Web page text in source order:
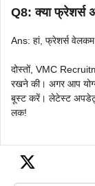
Q8: क्या फ्रेशर्स
Ans: हां, फ्रेशर्स वेलकम
दोस्तों, VMC
रखने की। अगर आप
बूस्ट करें। लेटेस्ट
लक!